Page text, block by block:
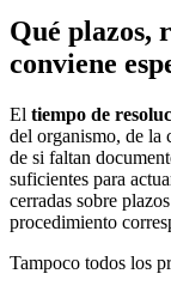
Qué plazos,
conviene
El tiempo de
del organismo, de la
de si faltan
suficientes para
cerradas sobre
procedimiento
Tampoco todos los